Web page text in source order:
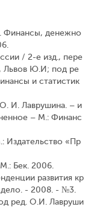
Финансы, денежно
/ 2-е изд., пере
Львов Ю.И; под ре
и статистик
И. Лаврушина. – и
– М.: Финанс
Издательство «Пр
Бек. 2006.
развития кр
дело. - 2008. - №3.
ред. О.И. Лавруши